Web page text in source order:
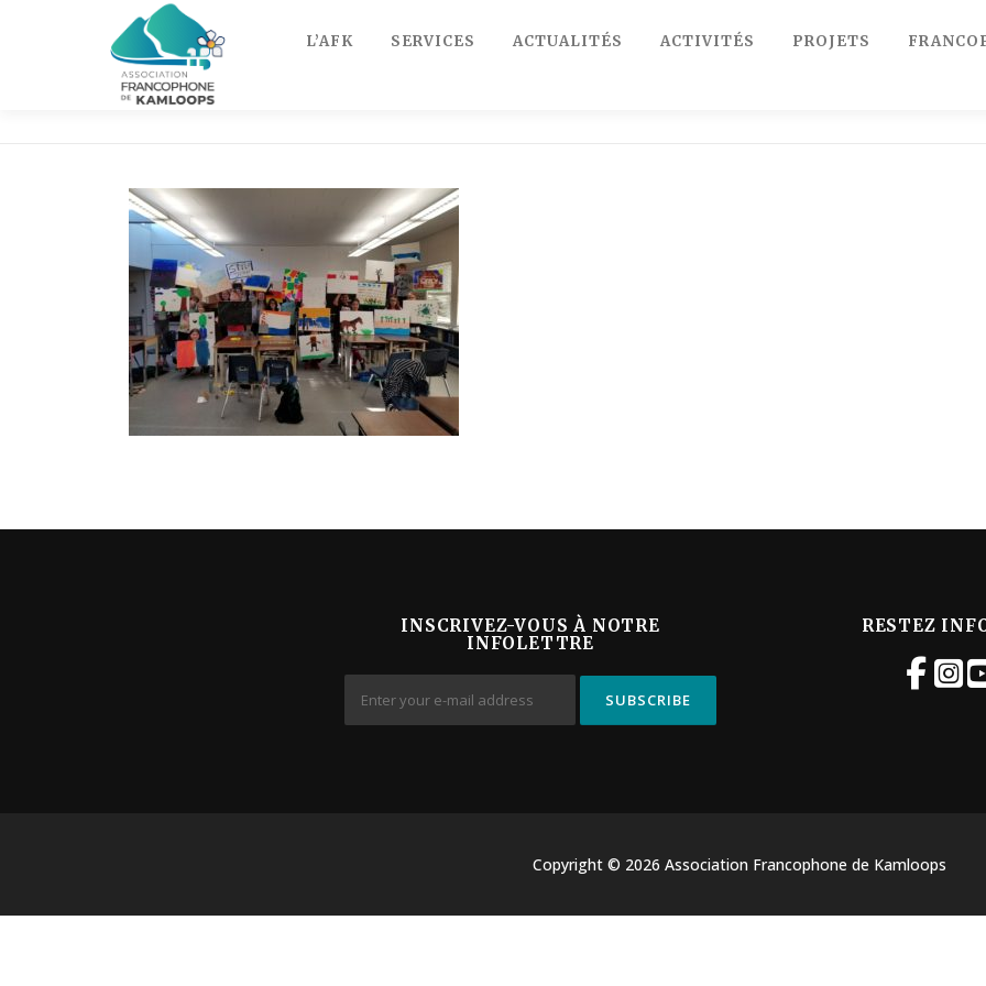
L’AFK SERVICES ACTUALITÉS ACTIVITÉS PROJETS
INSCRIVEZ-VOUS À NOTRE
INFOLETTRE
RESTEZ
Copyright © 2026 Association Francophone de Kamloops